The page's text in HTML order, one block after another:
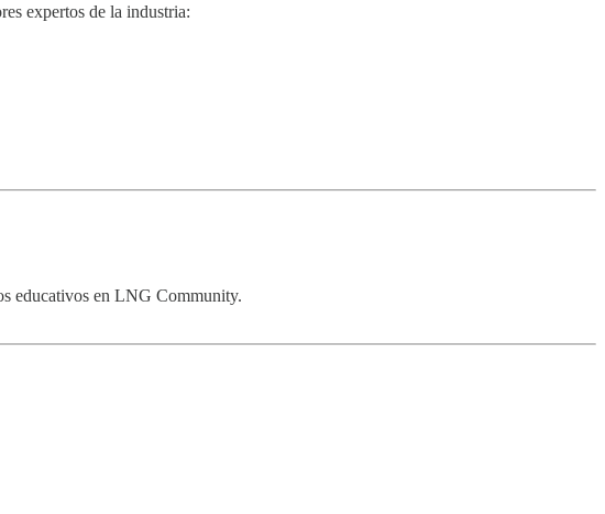
expertos de la industria:
educativos en LNG Community.